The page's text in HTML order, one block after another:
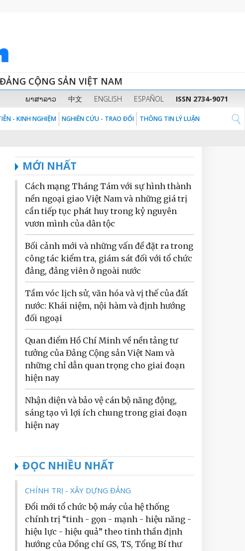
CỘNG SẢN VIỆT NAM
ພາສາລາວ 中文 ENGLISH ESPAÑOL ISSN 2734-9071
- KINH NGHIỆM NGHIÊN CỨU - TRAO ĐỔI THÔNG TIN LÝ LUẬN
MỚI NHẤT
Cách mạng Tháng Tám với sự hình thành
nền ngoại giao Việt Nam và những giá trị
cần tiếp tục phát huy trong kỷ nguyên
vươn mình của dân tộc
Bối cảnh mới và những vấn đề đặt ra trong
công tác kiểm tra, giám sát đối với tổ chức
đảng, đảng viên ở ngoài nước
Tầm vóc lịch sử, văn hóa và vị thế của đất
nước: Khái niệm, nội hàm và định hướng
đối ngoại
Quan điểm Hồ Chí Minh về nền tảng tư
tưởng của Đảng Cộng sản Việt Nam và
những chỉ dẫn quan trọng cho giai đoạn
hiện nay
Nhận diện và bảo vệ cán bộ năng động,
sáng tạo vì lợi ích chung trong giai đoạn
hiện nay
ĐỌC NHIỀU NHẤT
CHÍNH TRỊ - XÂY DỰNG ĐẢNG
Đổi mới tổ chức bộ máy của hệ thống
chính trị “tinh - gọn - mạnh - hiệu năng -
hiệu lực - hiệu quả” theo tinh thần định
hướng của Đồng chí GS, TS, Tổng Bí thư